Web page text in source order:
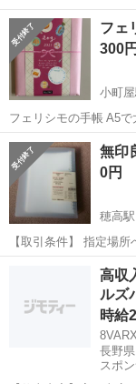
フェ
300円
小町
フェリシモの手帳 A5で
未開封品です
長野 駒ヶ根市
無印
0円
穂高駅
【取引条件】 指定場
曇野市穂高4845-6ファミーユ伊
た用紙(余り)付きです。
安曇野市
高収
ルズ
時給
長野県
スポ